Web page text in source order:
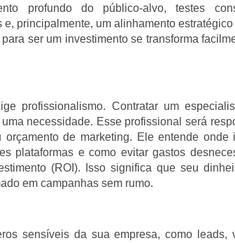
profundo do público-alvo, testes
principalmente, um alinhamento estratégico
ser um investimento se transforma
profissionalismo. Contratar um
necessidade. Esse profissional será
de marketing. Ele entende onde
plataformas e como evitar gastos
(ROI). Isso significa que seu
em campanhas sem rumo.
sensíveis da sua empresa, como leads,